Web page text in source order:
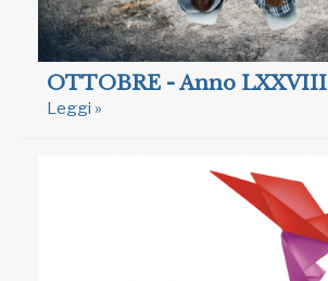
OTTOBRE - Anno LXXVIII
Leggi »